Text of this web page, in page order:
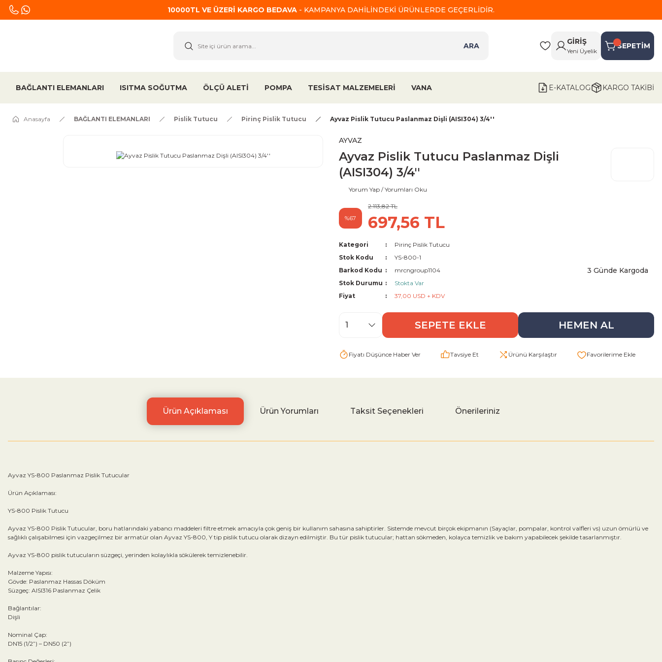
10000TL VE ÜZERİ KARGO BEDAVA - KAMPANYA DAHİLİNDEKİ ÜRÜNLERDE GEÇERLİDİR.
ARA
GİRİŞ
Yeni Üyelik
SEPETİM
BAĞLANTI ELEMANLARI ISITMA SOĞUTMA ÖLÇÜ ALETİ POMPA TESİSAT MALZEMELERİ VANA E-KATALOG KARGO TAKİBİ
Anasayfa BAĞLANTI ELEMANLARI Pislik Tutucu Pirinç Pislik Tutucu Ayvaz Pislik Tutucu Paslanmaz Dişli (AISI304) 3/4''
AYVAZ
Ayvaz Pislik Tutucu Paslanmaz Dişli
(AISI304) 3/4''
Yorum Yap / Yorumları Oku
%67
2.113,82 TL
697,56 TL
Kategori
Pirinç Pislik Tutucu
Stok Kodu
YS-800-1
Barkod Kodu
mrcngroup1104
Stok Durumu
Stokta Var
Fiyat
37,00 USD + KDV
3 Günde Kargoda
SEPETE EKLE HEMEN AL
Fiyatı Düşünce Haber Ver Tavsiye Et Ürünü Karşılaştır
Ürün Açıklaması Ürün Yorumları Taksit Seçenekleri Önerileriniz
Ayvaz YS-800 Paslanmaz Pislik Tutucular
Ürün Açıklaması:
YS-800 Pislik Tutucu
Ayvaz YS-800 Pislik Tutucular, boru hatlarındaki yabancı maddeleri filtre etmek amacıyla çok geniş bir kullanım sahasına sahiptirler. Sistemde mevcut birçok ekipmanın (Sayaçlar, pompalar, kontrol valfleri vs) uzun ömürlü ve
sağlıklı çalışabilmesi için vazgeçilmez bir armatür olan Ayvaz YS-800, Y tip pislik tutucu olarak dizayn edilmiştir. Bu tür pislik tutucular; hattan sökmeden, kolayca temizlik ve bakım yapabilecek şekilde tasarlanmıştır.
Ayvaz YS-800 pislik tutucuların süzgeçi, yerinden kolaylıkla sökülerek temizlenebilir.
Malzeme Yapısı:
Gövde: Paslanmaz Hassas Döküm
Süzgeç: AISI316 Paslanmaz Çelik
Bağlantılar:
Dişli
Nominal Çap:
DN15 (1/2”) – DN50 (2”)